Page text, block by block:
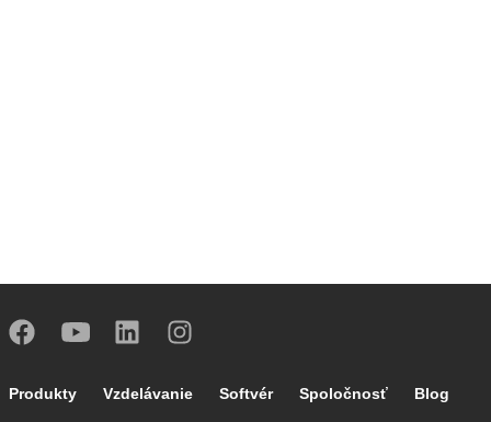
Footer main navigation
Produkty Vzdelávanie Softvér Spoločnosť Blog